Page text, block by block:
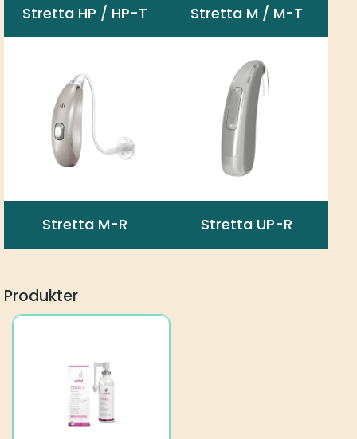
Stretta HP / HP-T Stretta M / M-T
Stretta M-R Stretta UP-R
Produkter